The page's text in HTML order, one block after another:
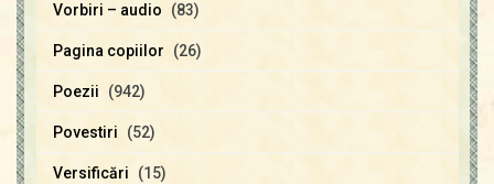
Vorbiri – audio (83)
Pagina copiilor (26)
Poezii (942)
Povestiri (52)
Versificări (15)